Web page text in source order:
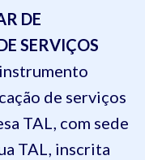
DE
SERVIÇOS
de serviços
TAL, com sede
TAL, inscrita